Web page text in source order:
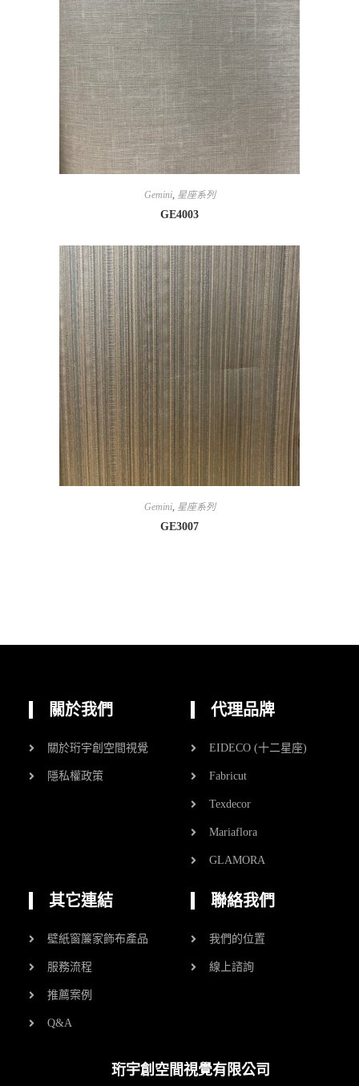
Gemini, 星座系列
GE4003
Gemini, 星座系列
GE3007
關於我們
關於珩宇創空間視覺
隱私權政策
代理品牌
EIDECO (十二星座)
Fabricut
Texdecor
Mariaflora
GLAMORA
其它連結
壁紙窗簾家飾布產品
服務流程
推薦案例
Q&A
聯絡我們
我們的位置
線上諮詢
珩宇創空間視覺有限公司